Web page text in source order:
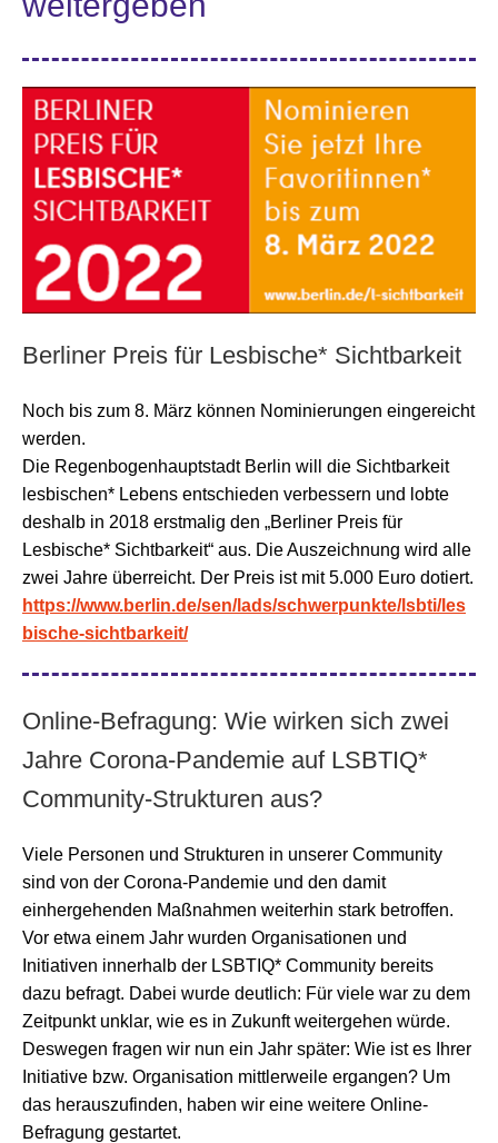
Berliner Preis für Lesbische* Sichtbarkeit
Noch bis zum 8. März können Nominierungen eingereicht
werden.
Die Regenbogenhauptstadt Berlin will die Sichtbarkeit
lesbischen* Lebens entschieden verbessern und lobte
deshalb in 2018 erstmalig den „Berliner Preis für
Lesbische* Sichtbarkeit“ aus. Die Auszeichnung wird alle
zwei Jahre überreicht. Der Preis ist mit 5.000 Euro dotiert.
https://www.berlin.de/sen/lads/schwerpunkte/lsbti/les
bische-sichtbarkeit/
Online-Befragung: Wie wirken sich zwei
Jahre Corona-Pandemie auf LSBTIQ*
Community-Strukturen aus?
Viele Personen und Strukturen in unserer Community
sind von der Corona-Pandemie und den damit
einhergehenden Maßnahmen weiterhin stark betroffen.
Vor etwa einem Jahr wurden Organisationen und
Initiativen innerhalb der LSBTIQ* Community bereits
dazu befragt. Dabei wurde deutlich: Für viele war zu dem
Zeitpunkt unklar, wie es in Zukunft weitergehen würde.
Deswegen fragen wir nun ein Jahr später: Wie ist es Ihrer
Initiative bzw. Organisation mittlerweile ergangen? Um
das herauszufinden, haben wir eine weitere Online-
Befragung gestartet.